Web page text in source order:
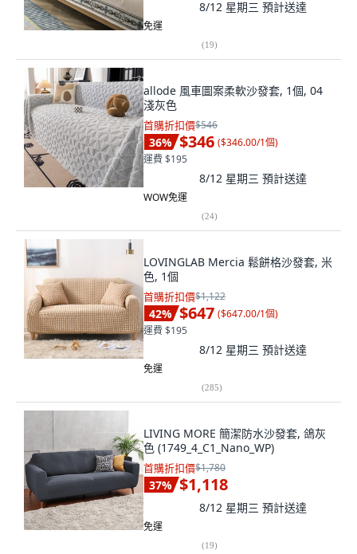
8/12 星期三 預計送達
免運
(19)
allode 風車圖案柔軟沙發套, 1個, 04
淺灰色
首購折扣價$546
36% $346 ($346.00/1個)
運費 $195
8/12 星期三 預計送達
WOW免運
(24)
LOVINGLAB Mercia 鬆餅格沙發套, 米
色, 1個
首購折扣價$1,122
42% $647 ($647.00/1個)
運費 $195
8/12 星期三 預計送達
免運
(285)
LIVING MORE 簡潔防水沙發套, 鴿灰
色 (1749_4_C1_Nano_WP)
首購折扣價$1,780
37% $1,118
8/12 星期三 預計送達
免運
(19)